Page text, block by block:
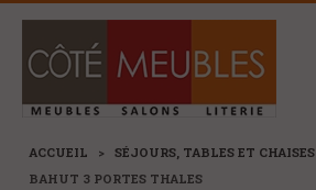
Mon magasin
ACCUEIL > SÉJOURS, TABLES ET CHAISES
BAHUT 3 PORTES THALES